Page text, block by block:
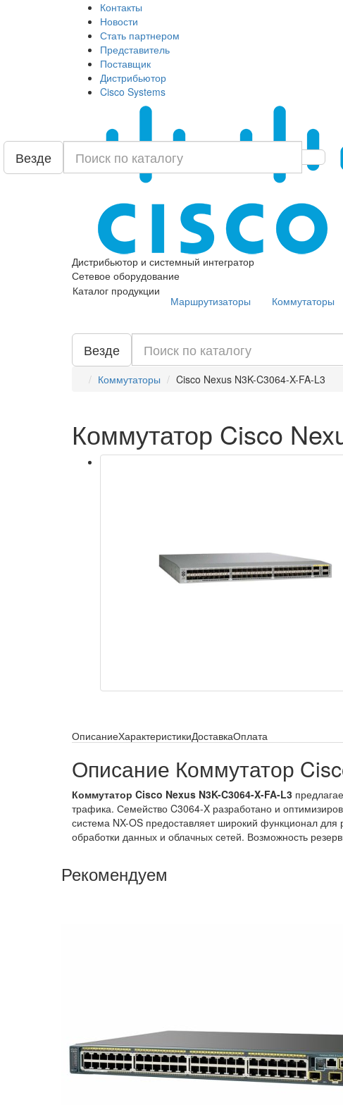
Контакты
Новости
Стать партнером
Представитель
Поставщик
Дистрибьютор
Cisco Systems
Дистрибьютор и системный интегратор
Сетевое оборудование
Везде
Каталог продукции
Маршрутизаторы Коммутаторы
Везде
Коммутаторы Cisco Nexus N3K-C3064-X-FA-L3
Коммутатор Cisco
ОписаниеХарактеристикиДоставкаОплата
Описание Коммутатор
Коммутатор Cisco Nexus N3K-C3064-X-FA-L3
трафика. Семейство C3064-X разработано и
система NX-OS предоставляет широкий функционал
обработки данных и облачных сетей. Возможность
Рекомендуем